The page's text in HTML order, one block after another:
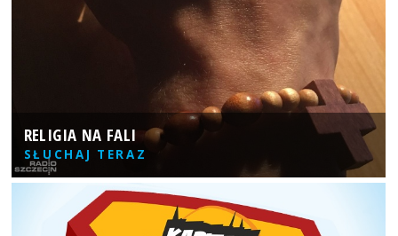
RELIGIA NA FALI
SŁUCHAJ TERAZ